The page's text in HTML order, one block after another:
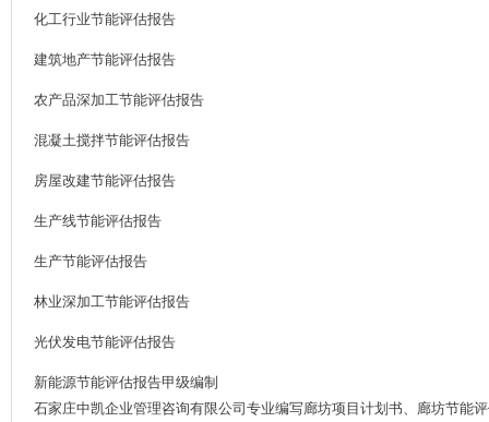
化工行业节能评估报告
建筑地产节能评估报告
农产品深加工节能评估报告
混凝土搅拌节能评估报告
房屋改建节能评估报告
生产线节能评估报告
生产节能评估报告
林业深加工节能评估报告
光伏发电节能评估报告
新能源节能评估报告甲级编制
石家庄中凯企业管理咨询有限公司专业编写廊坊项目计划书、廊坊节能